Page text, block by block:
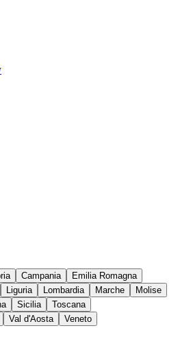
Campania
Emilia Romagna
Liguria Lombardia Marche
Molise
Sicilia
Toscana
Val d'Aosta Veneto